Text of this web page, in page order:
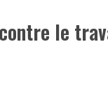
le